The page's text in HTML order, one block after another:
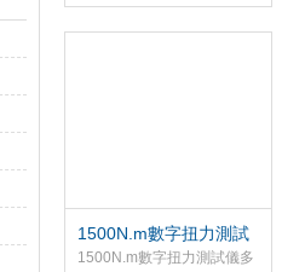
1500N.m數字扭力測試
儀多單位切換
1500N.m數字扭力測試儀多